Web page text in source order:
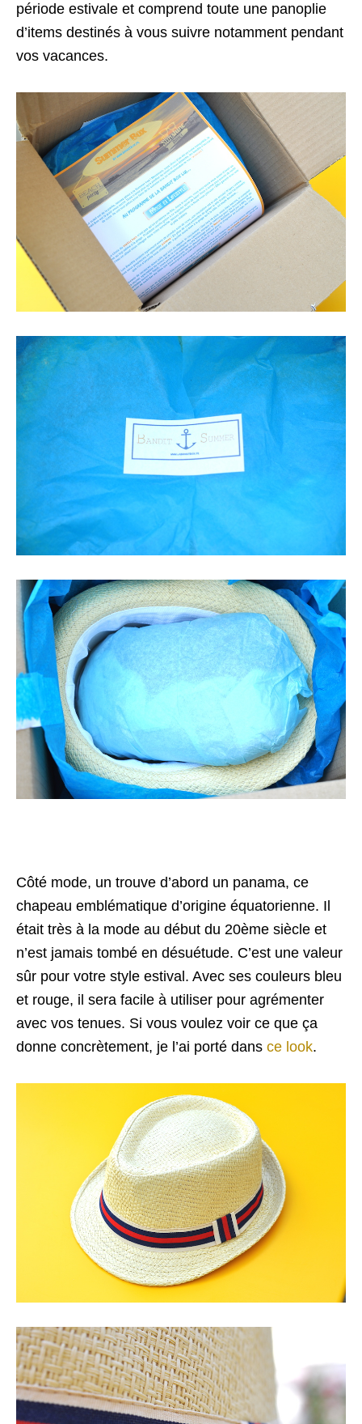
période estivale et comprend toute une panoplie
d’items destinés à vous suivre notamment pendant
vos vacances.
Côté mode, un trouve d’abord un panama, ce
chapeau emblématique d’origine équatorienne. Il
était très à la mode au début du 20ème siècle et
n’est jamais tombé en désuétude. C’est une valeur
sûr pour votre style estival. Avec ses couleurs bleu
et rouge, il sera facile à utiliser pour agrémenter
avec vos tenues. Si vous voulez voir ce que ça
donne concrètement, je l’ai porté dans ce look.